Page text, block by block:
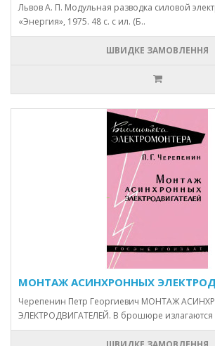
Львов А. П. Модульная разводка силовой
«Энергия», 1975. 48 с. с ил. (Б..
ШВИДКЕ ЗАМОВЛЕННЯ
МОНТАЖ АСИНХРОННЫХ
Черепенин Петр Георгиевич МОНТАЖ
ЭЛЕКТРОДВИГАТЕЛЕЙ. В брошюре излагаются